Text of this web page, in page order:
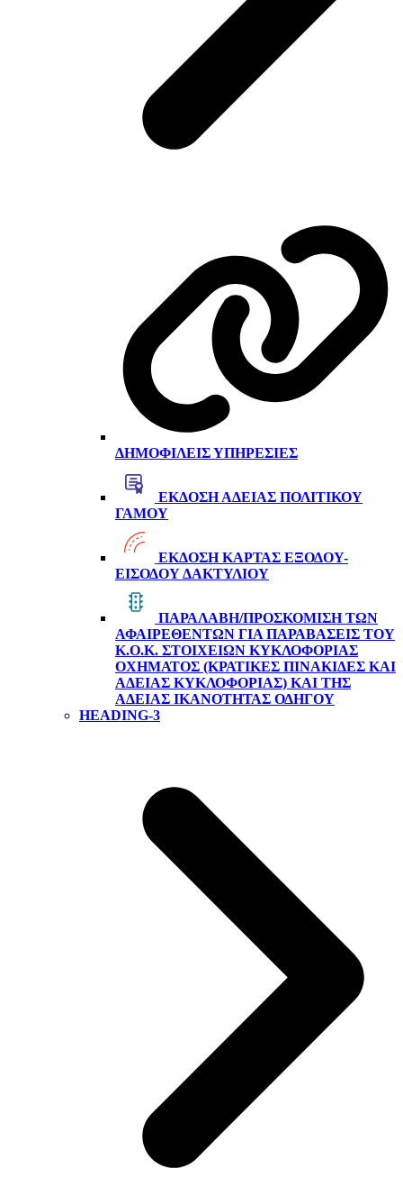
ΔΗΜΟΦΙΛΕΊΣ ΥΠΗΡΕΣΊΕΣ
ΈΚΔΟΣΗ ΆΔΕΙΑΣ ΠΟΛΙΤΙΚΟΎ
ΓΆΜΟΥ
ΈΚΔΟΣΗ ΚΆΡΤΑΣ ΕΞΌΔΟΥ-
ΕΙΣΌΔΟΥ ΔΑΚΤΥΛΊΟΥ
ΠΑΡΑΛΑΒΉ/ΠΡΟΣΚΌΜΙΣΗ ΤΩΝ
ΑΦΑΙΡΕΘΈΝΤΩΝ ΓΙΑ ΠΑΡΑΒΆΣΕΙΣ ΤΟΥ
Κ.Ο.Κ. ΣΤΟΙΧΕΊΩΝ ΚΥΚΛΟΦΟΡΊΑΣ
ΟΧΉΜΑΤΟΣ (ΚΡΑΤΙΚΈΣ ΠΙΝΑΚΊΔΕΣ ΚΑΙ
ΆΔΕΙΑΣ ΚΥΚΛΟΦΟΡΊΑΣ) ΚΑΙ ΤΗΣ
ΆΔΕΙΑΣ ΙΚΑΝΌΤΗΤΑΣ ΟΔΗΓΟΎ
HEADING-3